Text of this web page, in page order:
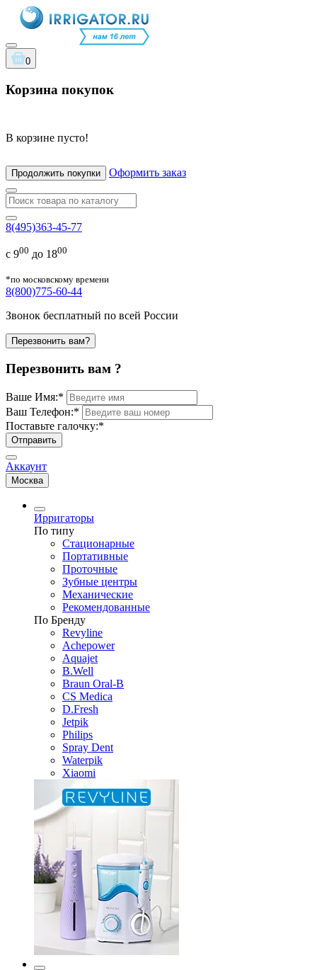
0
Корзина покупок
В корзине пусто!
Продолжить покупки Оформить заказ
8(495)363-45-77
с 900 до 1800
*по московскому времени
8(800)775-60-44
Звонок бесплатный по всей России
Перезвонить вам?
Перезвонить вам ?
Ваше Имя:*
Ваш Телефон:*
Поставьте галочку:*
Отправить
Аккаунт
Москва
Ирригаторы
По типу
Стационарные
Портативные
Проточные
Зубные центры
Механические
Рекомендованные
По Бренду
Revyline
Achepower
Aquajet
B.Well
Braun Oral-B
CS Medica
D.Fresh
Jetpik
Philips
Spray Dent
Waterpik
Xiaomi